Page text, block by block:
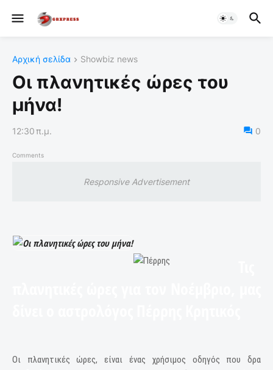
Αρχική σελίδα Showbiz news
Οι πλανητικές ώρες του
μήνα!
12:30 π.μ. 0
Comments
Responsive Advertisement
Οι πλανητικές ώρες, είναι ένας χρήσιμος οδηγός που δρα